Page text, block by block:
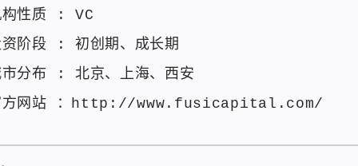
构性质 : VC
资阶段 : 初创期、 成长期
市分布 : 北京、 上海、 西安
网站 ： http://www.fusicapital.com/